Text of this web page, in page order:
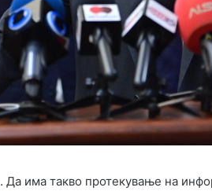
Да има такво протекување на